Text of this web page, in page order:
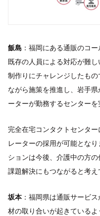
飯島 ：福岡にある通販のコ
既存の人員による対応が難
制作りにチャレンジしたも
ながら施策を推進し、岩手
ーターが勤務するセンターを
完全在宅コンタクトセンタ
レーターの採用が可能とな
ションは今後、介護中の方
課題解決にもつながると考え
坂本 ：福岡県は通販サービ
材の取り合いが起きている